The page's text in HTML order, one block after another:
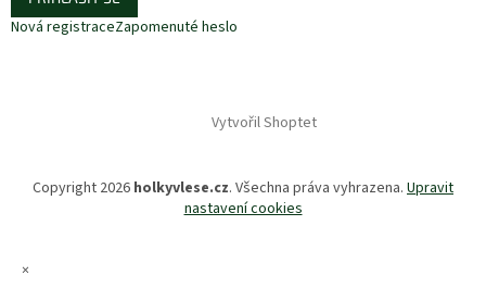
Nová registraceZapomenuté heslo
Vytvořil Shoptet
Copyright 2026 holkyvlese.cz. Všechna práva vyhrazena. Upravit
nastavení cookies
×